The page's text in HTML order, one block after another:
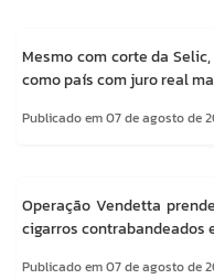
Mesmo com corte da
como país com juro real
Publicado em 07 de agosto de
Operação Vendetta
cigarros contrabandeados
Publicado em 07 de agosto de